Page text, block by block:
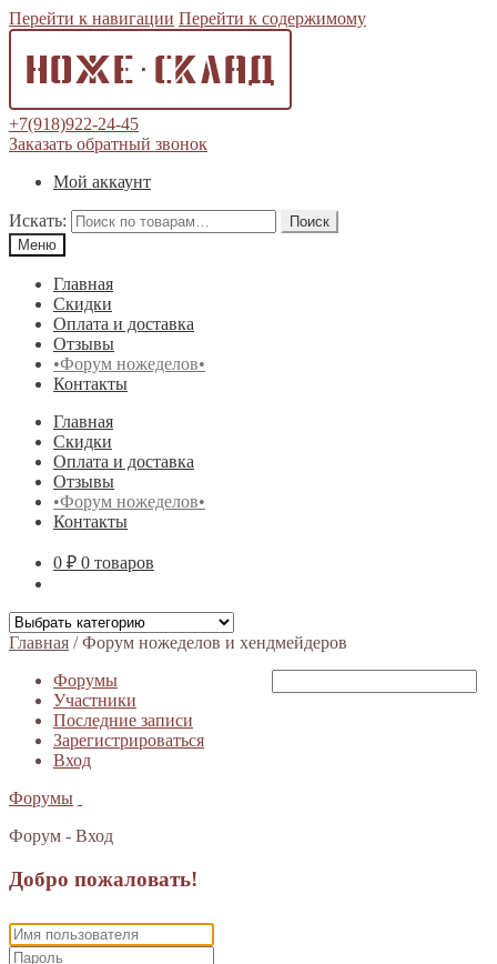
Перейти к навигации Перейти к содержимому
+7(918)922-24-45
Заказать обратный звонок
Мой аккаунт
Искать:
Поиск
Меню
Главная
Скидки
Оплата и доставка
Отзывы
•Форум ножеделов•
Контакты
Главная
Скидки
Оплата и доставка
Отзывы
•Форум ножеделов•
Контакты
0 ₽ 0 товаров
Главная /Форум ножеделов и хендмейдеров
Форумы
Участники
Последние записи
Зарегистрироваться
Вход
Форумы
Форум - Вход
Добро пожаловать!